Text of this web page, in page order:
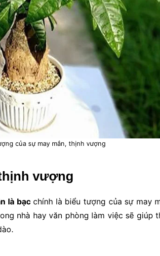
của sự may mắn, thịnh vượng
vượng
là bạcchính là biểu tượng của sự may
nhà hay văn phòng làm việc sẽ giúp